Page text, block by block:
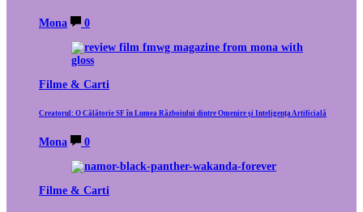
Mona 0
Filme & Carti
Creatorul: O Călătorie SF în Lumea Războiului dintre Omenire și Inteligența Artificială
Mona 0
Filme & Carti